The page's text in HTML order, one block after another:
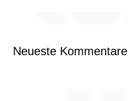
Neueste Kommentare